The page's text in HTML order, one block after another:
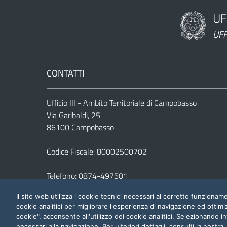
Nome
CONTATTI
Ufficio III - Ambito Territoriale di Campobasso
Via Garibaldi, 25
86100 Campobasso
Codice Fiscale: 80002500702
Telefono:0874-497501
PEC:uspcb@postacert.istruzione.it
Il sito web utilizza i cookie tecnici necessari al corretto
cookie analitici per migliorare l'esperienza di navigazione ed
cookie", acconsente all'utilizzo dei cookie analitici. Selezionando